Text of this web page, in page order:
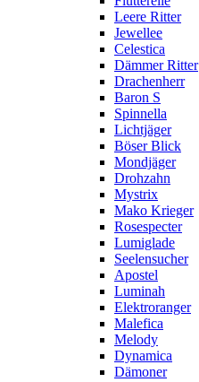
Leere Ritter
Jewellee
Celestica
Dämmer Ritter
Drachenherr
Baron S
Spinnella
Lichtjäger
Böser Blick
Mondjäger
Drohzahn
Mystrix
Mako Krieger
Rosespecter
Lumiglade
Seelensucher
Apostel
Luminah
Elektroranger
Malefica
Melody
Dynamica
Dämoner